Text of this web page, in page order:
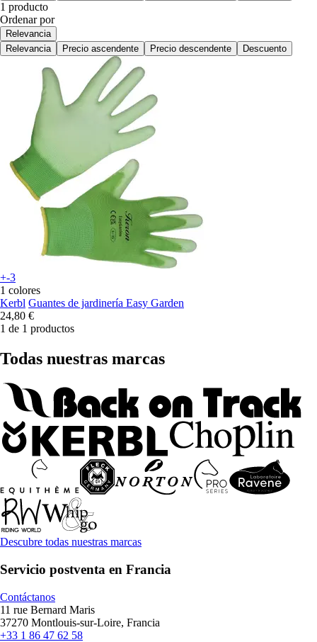
1 producto
Ordenar por
Relevancia
Relevancia
Precio ascendente Precio descendente Descuento
+-3
1 colores
Kerbl Guantes de jardinería Easy Garden
24,80 €
1 de 1 productos
Todas nuestras marcas
Descubre todas nuestras marcas
Servicio postventa en Francia
Contáctanos
11 rue Bernard Maris
37270 Montlouis-sur-Loire, Francia
+33 1 86 47 62 58